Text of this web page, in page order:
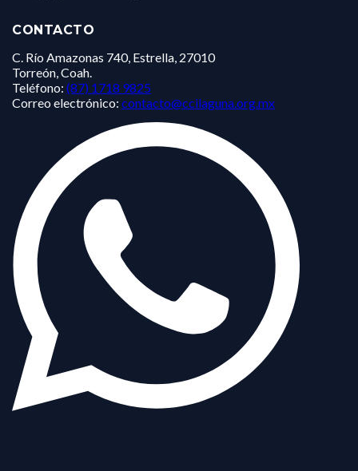
CONTACTO
C. Río Amazonas 740, Estrella, 27010
Torreón, Coah.
Teléfono: (87) 1718 9825
Correo electrónico: contacto@ccilaguna.org.mx